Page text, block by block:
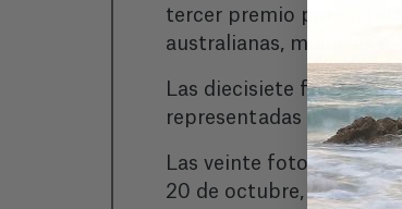
tercer premio por su
australianas, mientras
Las diecisiete
representadas otras
Las veinte fotografías
20 de octubre,